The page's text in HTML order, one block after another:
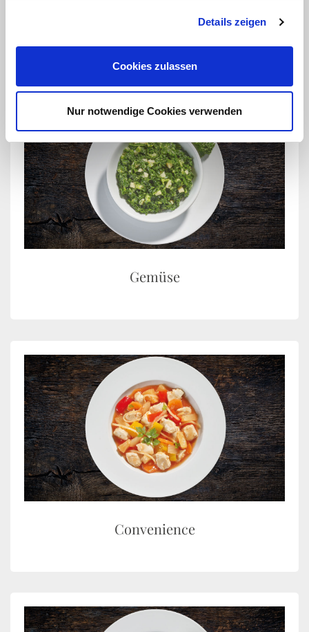
Details zeigen
Cookies zulassen
Nur notwendige Cookies verwenden
Suppen & Eintöpfe
Gemüse
Convenience